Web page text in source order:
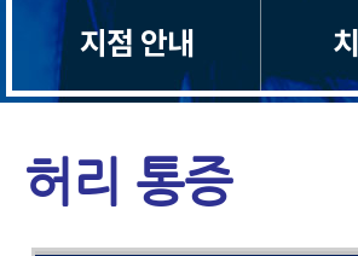
지점 안내
허리 통증
척수증
허리디스크